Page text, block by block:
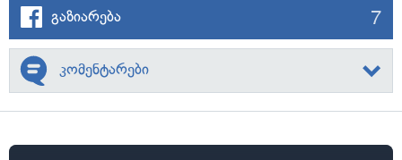
გაზიარება 7
კომენტარები